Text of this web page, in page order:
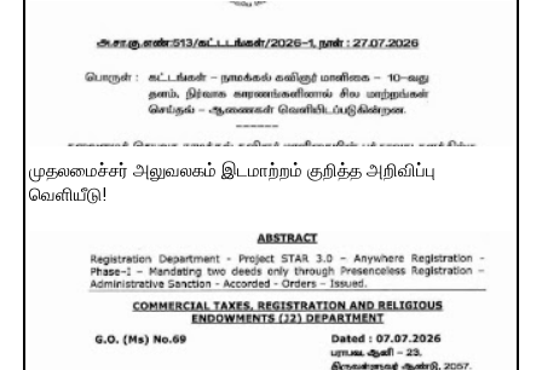
முதலமைச்சர் அலுவலகம் இடமாற்றம் குறித்த அறிவிப்பு
வெளியீடு!